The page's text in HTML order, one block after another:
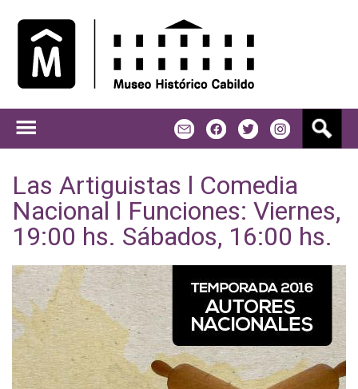
Las Artiguistas l Comedia
Nacional l Funciones: Viernes,
19:00 hs. Sábados, 16:00 hs.
s
r